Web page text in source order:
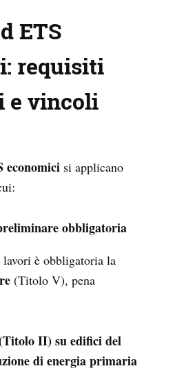
ETS
requisiti
e vincoli
economici si applicano
obbligatoria
è obbligatoria la
(Titolo V), pena
II) su edifici del
di energia primaria